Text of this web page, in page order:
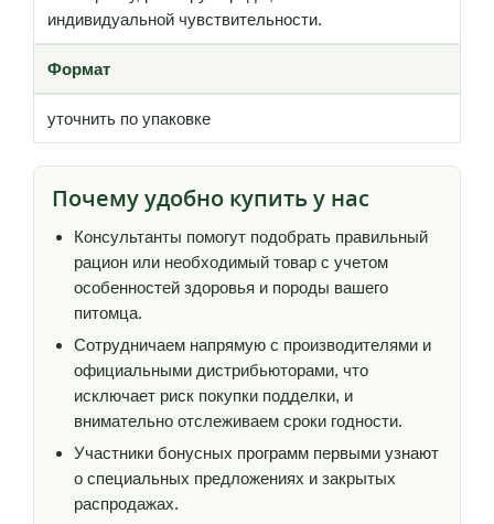
индивидуальной чувствительности.
Формат
уточнить по упаковке
Почему удобно купить у нас
Консультанты помогут подобрать правильный
рацион или необходимый товар с учетом
особенностей здоровья и породы вашего
питомца.
Сотрудничаем напрямую с производителями и
официальными дистрибьюторами, что
исключает риск покупки подделки, и
внимательно отслеживаем сроки годности.
Участники бонусных программ первыми узнают
о специальных предложениях и закрытых
распродажах.